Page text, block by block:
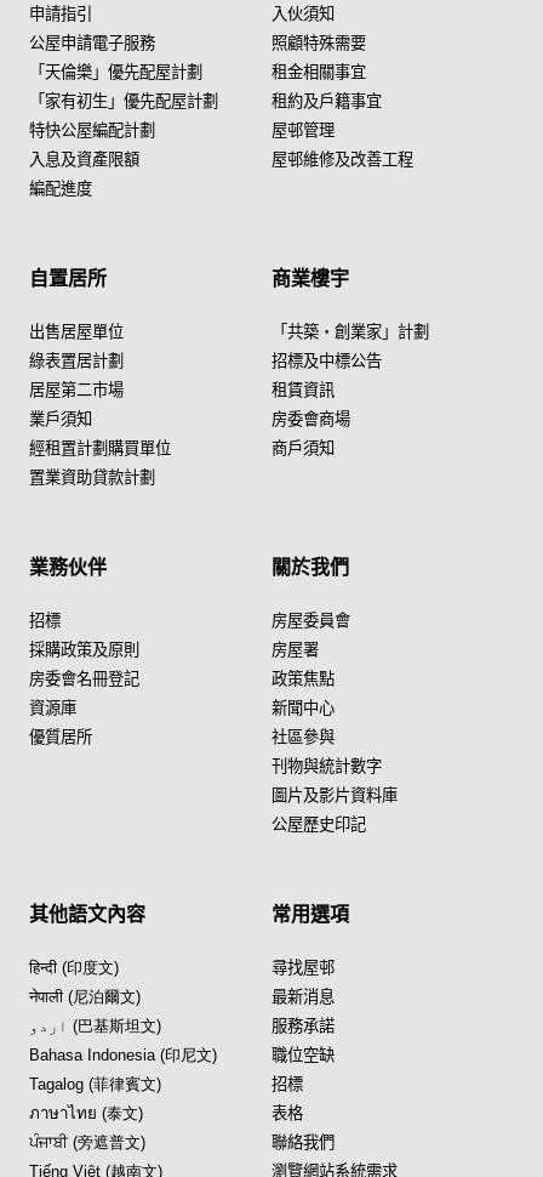
申請指引
公屋申請電子服務
「天倫樂」優先配屋計劃
「家有初生」優先配屋計劃
特快公屋編配計劃
入息及資產限額
編配進度
入伙須知
照顧特殊需要
租金相關事宜
租約及戶籍事宜
屋邨管理
屋邨維修及改善工程
自置居所
出售居屋單位
綠表置居計劃
居屋第二市場
業戶須知
經租置計劃購買單位
置業資助貸款計劃
商業樓宇
「共築・創業家」計劃
招標及中標公告
租賃資訊
房委會商場
商戶須知
業務伙伴
招標
採購政策及原則
房委會名冊登記
資源庫
優質居所
關於我們
房屋委員會
房屋署
政策焦點
新聞中心
社區參與
刊物與統計數字
圖片及影片資料庫
公屋歷史印記
其他語文內容
हिन्दी (印度文)
नेपाली (尼泊爾文)
اردو (巴基斯坦文)
Bahasa Indonesia (印尼文)
Tagalog (菲律賓文)
ภาษาไทย (泰文)
ਪੰਜਾਬੀ (旁遮普文)
Tiếng Việt (越南文)
常用選項
尋找屋邨
最新消息
服務承諾
職位空缺
招標
表格
聯絡我們
瀏覽網站系統需求